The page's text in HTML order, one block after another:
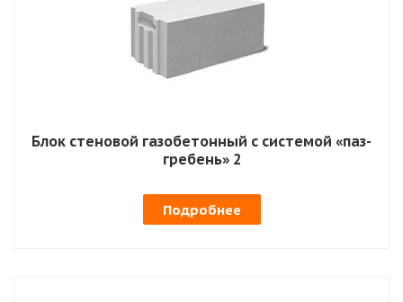
Блок стеновой газобетонный с системой «паз-
гребень» 2
Подробнее